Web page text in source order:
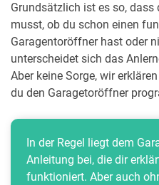
Grundsätzlich ist es so,
musst, ob du schon einen
Garagentoröffner hast oder
unterscheidet sich das
Aber keine Sorge, wir
du den Garagetoröffner
In der Regel liegt dem
Anleitung bei, die dir
funktioniert. Aber auch